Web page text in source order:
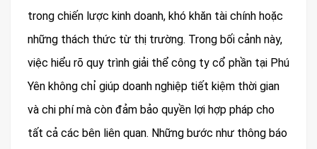
trong chiến lược kinh doanh, khó khăn tài chính hoặc
những thách thức từ thị trường. Trong bối cảnh này,
việc hiểu rõ quy trình giải thể công ty cổ phần tại Phú
Yên không chỉ giúp doanh nghiệp tiết kiệm thời gian
và chi phí mà còn đảm bảo quyền lợi hợp pháp cho
tất cả các bên liên quan. Những bước như thông báo